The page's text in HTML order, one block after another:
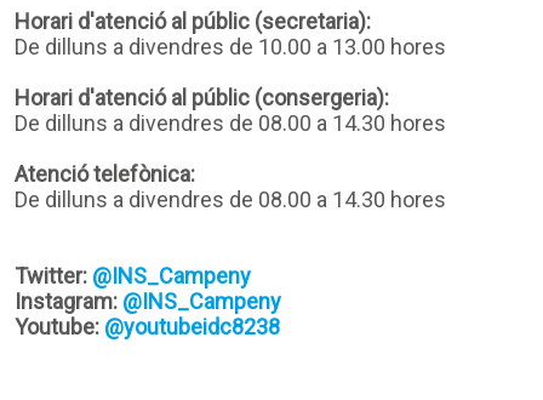
Horari d'atenció al públic (secretaria):
De dilluns a divendres de 10.00 a 13.00 hores
Horari d'atenció al públic (consergeria):
De dilluns a divendres de 08.00 a 14.30 hores
Atenció telefònica:
De dilluns a divendres de 08.00 a 14.30 hores
Twitter: @INS_Campeny
Instagram: @INS_Campeny
Youtube: @youtubeidc8238